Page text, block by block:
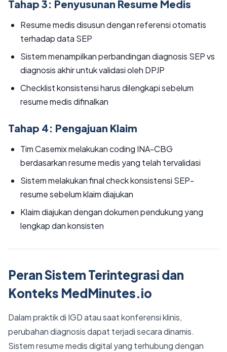
Tahap 3: Penyusunan Resume Medis
Resume medis disusun dengan referensi otomatis
terhadap data SEP
Sistem menampilkan perbandingan diagnosis SEP vs
diagnosis akhir untuk validasi oleh DPJP
Checklist konsistensi harus dilengkapi sebelum
resume medis difinalkan
Tahap 4: Pengajuan Klaim
Tim Casemix melakukan coding INA-CBG
berdasarkan resume medis yang telah tervalidasi
Sistem melakukan final check konsistensi SEP-
resume sebelum klaim diajukan
Klaim diajukan dengan dokumen pendukung yang
lengkap dan konsisten
Peran Sistem Terintegrasi dan
Konteks MedMinutes.io
Dalam praktik di IGD atau saat konferensi klinis,
perubahan diagnosis dapat terjadi secara dinamis.
Sistem resume medis digital yang terhubung dengan